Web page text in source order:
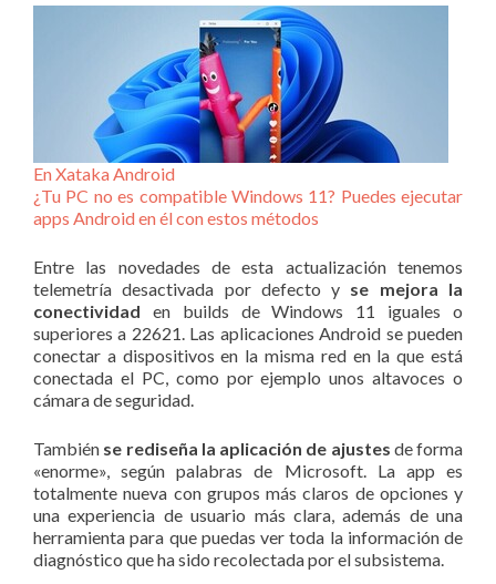
En Xataka Android
¿Tu PC no es compatible Windows 11? Puedes ejecutar
apps Android en él con estos métodos
Entre las novedades de esta actualización tenemos
telemetría desactivada por defecto y se mejora la
conectividad en builds de Windows 11 iguales o
superiores a 22621. Las aplicaciones Android se pueden
conectar a dispositivos en la misma red en la que está
conectada el PC, como por ejemplo unos altavoces o
cámara de seguridad.
También se rediseña la aplicación de ajustes de forma
«enorme», según palabras de Microsoft. La app es
totalmente nueva con grupos más claros de opciones y
una experiencia de usuario más clara, además de una
herramienta para que puedas ver toda la información de
diagnóstico que ha sido recolectada por el subsistema.